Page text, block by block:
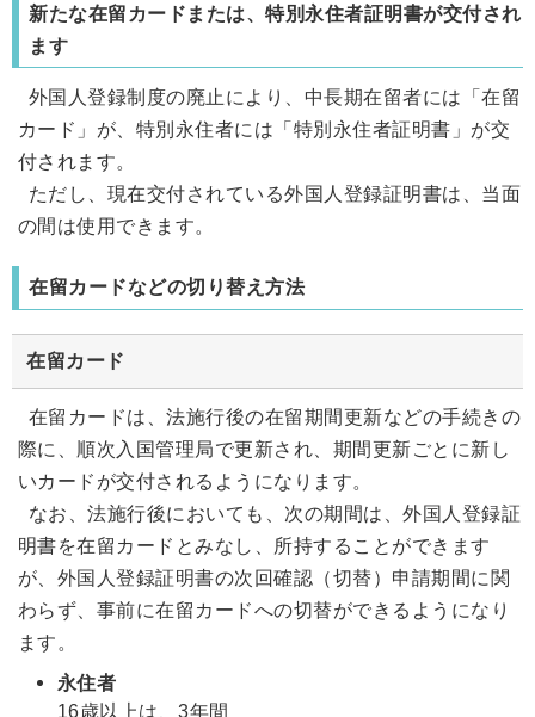
新たな在留カードまたは、特別永住者証明書が交付され
ます
外国人登録制度の廃止により、中長期在留者には「在留
カード」が、特別永住者には「特別永住者証明書」が交
付されます。
ただし、現在交付されている外国人登録証明書は、当面
の間は使用できます。
在留カードなどの切り替え方法
在留カード
在留カードは、法施行後の在留期間更新などの手続きの
際に、順次入国管理局で更新され、期間更新ごとに新し
いカードが交付されるようになります。
なお、法施行後においても、次の期間は、外国人登録証
明書を在留カードとみなし、所持することができます
が、外国人登録証明書の次回確認（切替）申請期間に関
わらず、事前に在留カードへの切替ができるようになり
ます。
永住者
16歳以上は、3年間